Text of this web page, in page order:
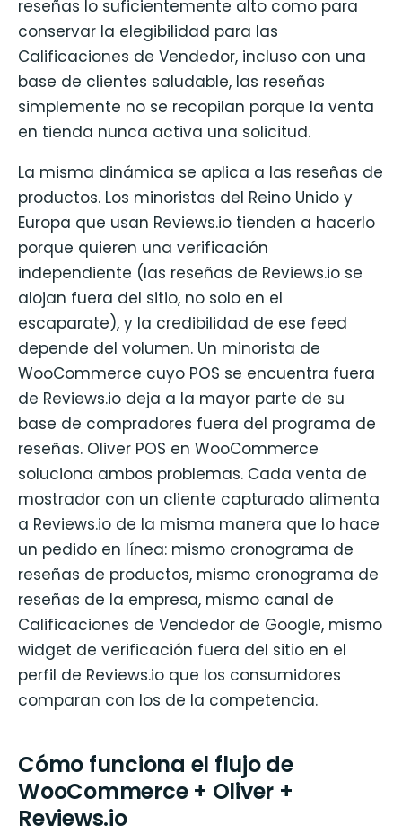
reseñas lo suficientemente alto como para
conservar la elegibilidad para las
Calificaciones de Vendedor, incluso con una
base de clientes saludable, las reseñas
simplemente no se recopilan porque la venta
en tienda nunca activa una solicitud.
La misma dinámica se aplica a las reseñas de
productos. Los minoristas del Reino Unido y
Europa que usan Reviews.io tienden a hacerlo
porque quieren una verificación
independiente (las reseñas de Reviews.io se
alojan fuera del sitio, no solo en el
escaparate), y la credibilidad de ese feed
depende del volumen. Un minorista de
WooCommerce cuyo POS se encuentra fuera
de Reviews.io deja a la mayor parte de su
base de compradores fuera del programa de
reseñas. Oliver POS en WooCommerce
soluciona ambos problemas. Cada venta de
mostrador con un cliente capturado alimenta
a Reviews.io de la misma manera que lo hace
un pedido en línea: mismo cronograma de
reseñas de productos, mismo cronograma de
reseñas de la empresa, mismo canal de
Calificaciones de Vendedor de Google, mismo
widget de verificación fuera del sitio en el
perfil de Reviews.io que los consumidores
comparan con los de la competencia.
Cómo funciona el flujo de
WooCommerce + Oliver +
Reviews.io